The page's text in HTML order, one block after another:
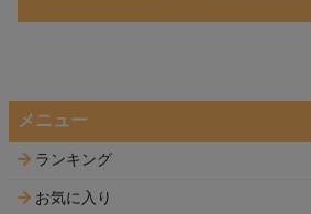
メニュー
ランキング
お気に入り